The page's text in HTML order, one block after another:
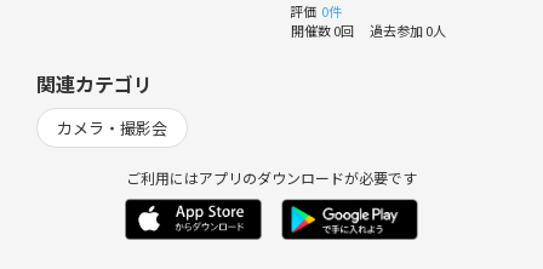
評価 0件
開催数 0回 過去参加 0人
関連カテゴリ
カメラ・撮影会
ご利用にはアプリのダウンロードが必要です